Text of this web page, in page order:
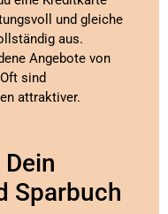
und gleiche
aus.
Angebote von
sind
attraktiver.
Sparbuch